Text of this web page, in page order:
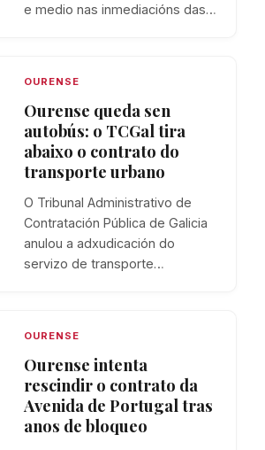
e medio nas inmediacións das…
OURENSE
Ourense queda sen
autobús: o TCGal tira
abaixo o contrato do
transporte urbano
O Tribunal Administrativo de
Contratación Pública de Galicia
anulou a adxudicación do
servizo de transporte…
OURENSE
Ourense intenta
rescindir o contrato da
Avenida de Portugal tras
anos de bloqueo